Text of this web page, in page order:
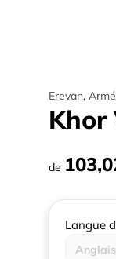
Erevan,
Khor
de
Langue
Anglais